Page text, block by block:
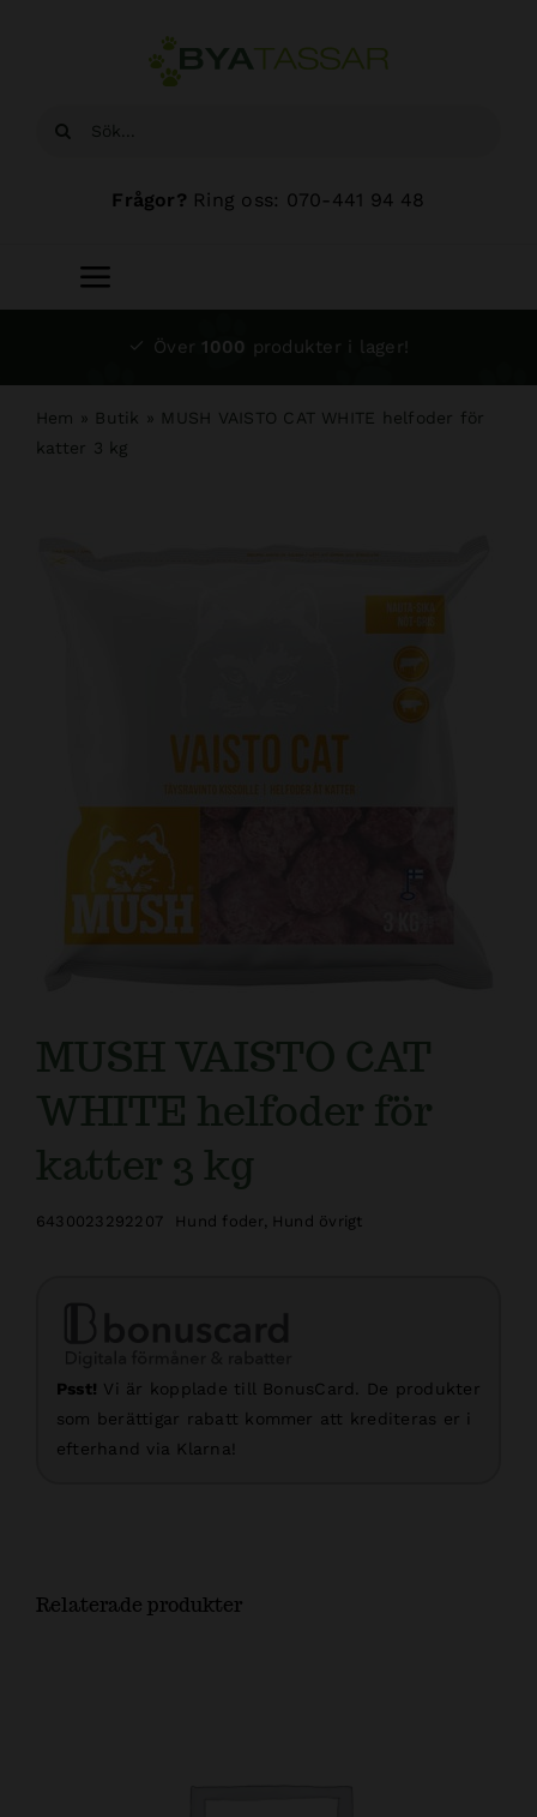
Sök
Frågor? Ring oss: 070-441 94 48
Toggle
Navigation
Hundsalong
Över 1000 produkter i lager!
Hem » Butik » MUSH VAISTO CAT WHITE helfoder för
katter 3 kg
MUSH VAISTO CAT
WHITE helfoder för
katter 3 kg
6430023292207 Hund foder , Hund övrigt
Psst! Vi är kopplade till BonusCard. De produkter
som berättigar rabatt kommer att krediteras er i
efterhand via Klarna!
Relaterade produkter